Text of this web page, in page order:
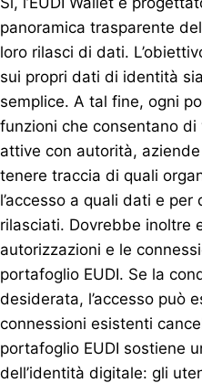
panoramica trasparente
loro rilasci di dati.
sui propri dati di identità
semplice. A tal fine, ogni
funzioni che consentano
attive con autorità,
tenere traccia di quali
l’accesso a quali dati e
rilasciati. Dovrebbe inoltre
autorizzazioni e le
portafoglio EUDI. Se la
desiderata, l’accesso può
connessioni esistenti
portafoglio EUDI sostiene
dell’identità digitale: gli